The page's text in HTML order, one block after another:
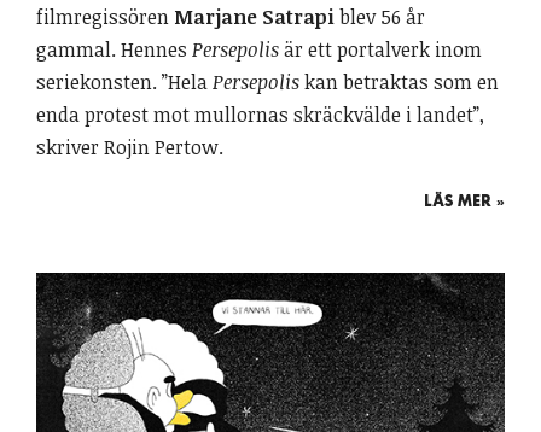
filmregissören Marjane Satrapiblev 56 år
gammal. Hennes Persepolisär ett portalverk inom
seriekonsten. ”HelaPersepoliskan betraktas som en
enda protest mot mullornas skräckvälde i landet”,
skriver Rojin Pertow.
LÄS MER »